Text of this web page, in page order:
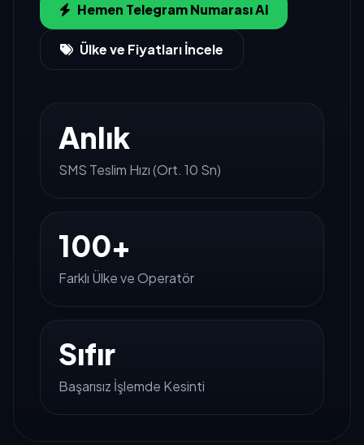
Hemen Telegram Numarası Al
Ülke ve Fiyatları İncele
Anlık
SMS Teslim Hızı (Ort. 10 Sn)
100+
Farklı Ülke ve Operatör
Sıfır
Başarısız İşlemde Kesinti